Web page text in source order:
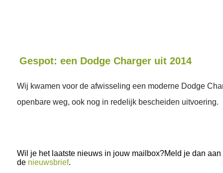
Gespot: een Dodge Charger uit 2014
Wij kwamen voor de afwisseling een moderne Dodge
openbare weg, ook nog in redelijk bescheiden uitvoering.
Wil je het laatste nieuws in jouw mailbox?Meld je dan aan
de nieuwsbrief.